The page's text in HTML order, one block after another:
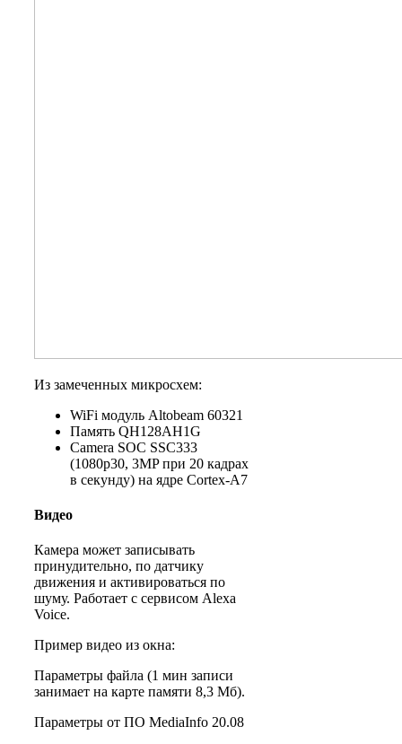
Из замеченных микросхем:
WiFi модуль Altobeam 60321
Память QH128AH1G
Camera SOC SSC333
(1080p30, 3MP при 20 кадрах
в секунду) на ядре Cortex-A7
Видео
Камера может записывать
принудительно, по датчику
движения и активироваться по
шуму. Работает с сервисом Alexa
Voice.
Пример видео из окна:
Параметры файла (1 мин записи
занимает на карте памяти 8,3 Мб).
Параметры от ПО MediaInfo 20.08